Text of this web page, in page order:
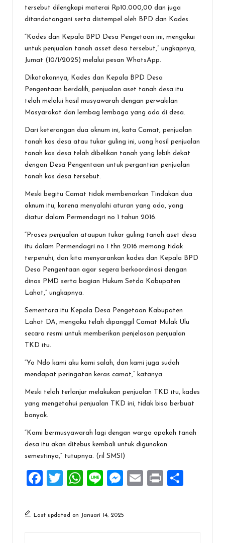
tersebut dilengkapi materai Rp10.000,00 dan juga
ditandatangani serta distempel oleh BPD dan Kades.
“Kades dan Kepala BPD Desa Pengetaan ini, mengakui
untuk penjualan tanah asset desa tersebut,” ungkapnya,
Jumat (10/1/2025) melalui pesan WhatsApp.
Dikatakannya, Kades dan Kepala BPD Desa
Pengentaan berdalih, penjualan aset tanah desa itu
telah melalui hasil musyawarah dengan perwakilan
Masyarakat dan lembag lembaga yang ada di desa.
Dari keterangan dua oknum ini, kata Camat, penjualan
tanah kas desa atau tukar guling ini, uang hasil penjualan
tanah kas desa telah dibelikan tanah yang lebih dekat
dengan Desa Pengentaan untuk pergantian penjualan
tanah kas desa tersebut.
Meski begitu Camat tidak membenarkan Tindakan dua
oknum itu, karena menyalahi aturan yang ada, yang
diatur dalam Permendagri no 1 tahun 2016.
“Proses penjualan ataupun tukar guling tanah aset desa
itu dalam Permendagri no 1 thn 2016 memang tidak
terpenuhi, dan kita menyarankan kades dan Kepala BPD
Desa Pengentaan agar segera berkoordinasi dengan
dinas PMD serta bagian Hukum Setda Kabupaten
Lahat,” ungkapnya.
Sementara itu Kepala Desa Pengetaan Kabupaten
Lahat DA, mengaku telah dipanggil Camat Mulak Ulu
secara resmi untuk memberikan penjelasan penjualan
TKD itu.
“Yo Ndo kami aku kami salah, dan kami juga sudah
mendapat peringatan keras camat,” katanya.
Meski telah terlanjur melakukan penjualan TKD itu, kades
yang mengetahui penjualan TKD ini, tidak bisa berbuat
banyak.
“Kami bermusyawarah lagi dengan warga apakah tanah
desa itu akan ditebus kembali untuk digunakan
semestinya,” tutupnya. (ril SMSI)
F
ce
T
tt
W
at
Li
e
M
se
E
Pr
Last updated on Januari 14, 2025